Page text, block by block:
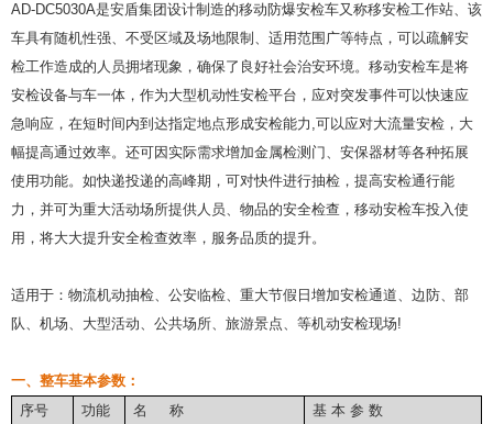
AD-DC5030A是安盾集团设计制造的移动防爆安检车又称移安检工作站、该
车具有随机性强、不受区域及场地限制、适用范围广等特点，可以疏解安
检工作造成的人员拥堵现象，确保了良好社会治安环境。移动安检车是将
安检设备与车一体，作为大型机动性安检平台，应对突发事件可以快速应
急响应，在短时间内到达指定地点形成安检能力,可以应对大流量安检，大
幅提高通过效率。还可因实际需求增加金属检测门、安保器材等各种拓展
使用功能。如快递投递的高峰期，可对快件进行抽检，提高安检通行能
力，并可为重大活动场所提供人员、物品的安全检查，移动安检车投入使
用，将大大提升安全检查效率，服务品质的提升。
适用于：物流机动抽检、公安临检、重大节假日增加安检通道、边防、部
队、机场、大型活动、公共场所、旅游景点、等机动安检现场!
一、整车基本参数：
序号
功能 名 称
基 本 参 数